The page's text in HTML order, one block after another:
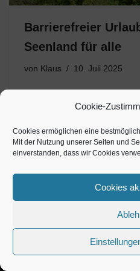
Cookie-
Cookies ermöglichen eine
Mit der Nutzung unserer Seiten und
einverstanden, dass wir Cookies
Cookies
Barrierefreier
Seenland für alle
von Klaus 10. Juli 2025
das Lausitzer Seenland
Mit Weite. Mit Wasser. Mit